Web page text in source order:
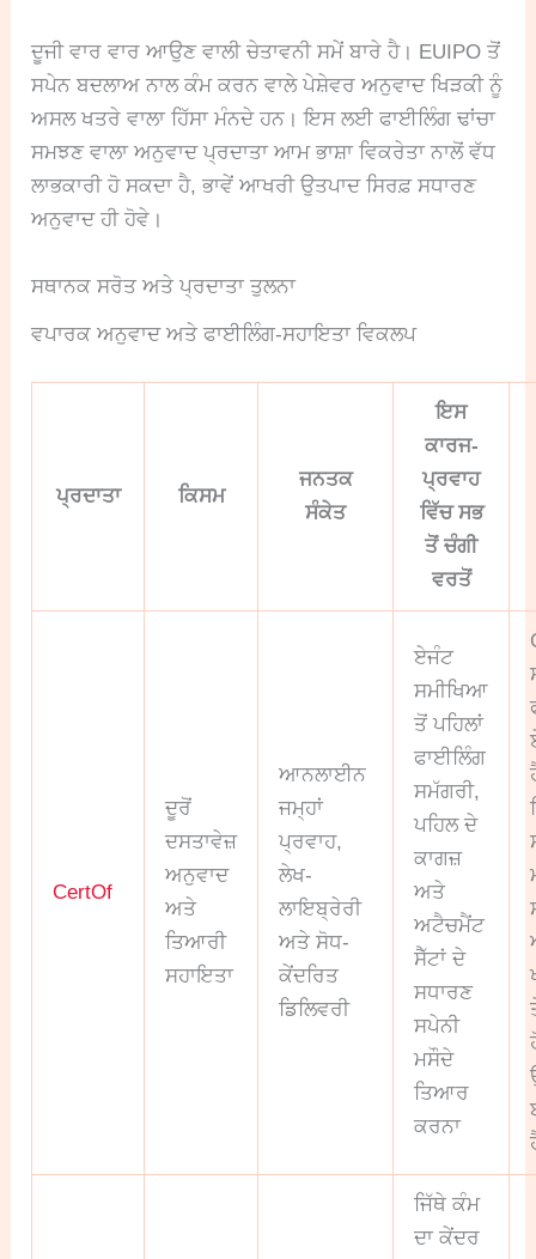
ਦੂਜੀ ਵਾਰ ਵਾਰ ਆਉਣ ਵਾਲੀ ਚੇਤਾਵਨੀ ਸਮੇਂ ਬਾਰੇ ਹੈ। EUIPO ਤੋਂ
ਸਪੇਨ ਬਦਲਾਅ ਨਾਲ ਕੰਮ ਕਰਨ ਵਾਲੇ ਪੇਸ਼ੇਵਰ ਅਨੁਵਾਦ ਖਿੜਕੀ ਨੂੰ
ਅਸਲ ਖਤਰੇ ਵਾਲਾ ਹਿੱਸਾ ਮੰਨਦੇ ਹਨ। ਇਸ ਲਈ ਫਾਈਲਿੰਗ ਢਾਂਚਾ
ਸਮਝਣ ਵਾਲਾ ਅਨੁਵਾਦ ਪ੍ਰਦਾਤਾ ਆਮ ਭਾਸ਼ਾ ਵਿਕਰੇਤਾ ਨਾਲੋਂ ਵੱਧ
ਲਾਭਕਾਰੀ ਹੋ ਸਕਦਾ ਹੈ, ਭਾਵੇਂ ਆਖਰੀ ਉਤਪਾਦ ਸਿਰਫ਼ ਸਧਾਰਣ
ਅਨੁਵਾਦ ਹੀ ਹੋਵੇ।
ਸਥਾਨਕ ਸਰੋਤ ਅਤੇ ਪ੍ਰਦਾਤਾ ਤੁਲਨਾ
ਵਪਾਰਕ ਅਨੁਵਾਦ ਅਤੇ ਫਾਈਲਿੰਗ-ਸਹਾਇਤਾ ਵਿਕਲਪ
ਪ੍ਰਦਾਤਾ ਕਿਸਮ
ਜਨਤਕ
ਸੰਕੇਤ
ਇਸ
ਕਾਰਜ-
ਪ੍ਰਵਾਹ
ਵਿੱਚ ਸਭ
ਤੋਂ ਚੰਗੀ
ਵਰਤੋਂ
CertOf
ਦੂਰੋਂ
ਦਸਤਾਵੇਜ਼
ਅਨੁਵਾਦ
ਅਤੇ
ਤਿਆਰੀ
ਸਹਾਇਤਾ
ਆਨਲਾਈਨ
ਜਮ੍ਹਾਂ
ਪ੍ਰਵਾਹ,
ਲੇਖ-
ਲਾਇਬ੍ਰੇਰੀ
ਅਤੇ ਸੋਧ-
ਕੇਂਦਰਿਤ
ਡਿਲਿਵਰੀ
ਏਜੰਟ
ਸਮੀਖਿਆ
ਤੋਂ ਪਹਿਲਾਂ
ਫਾਈਲਿੰਗ
ਸਮੱਗਰੀ,
ਪਹਿਲ ਦੇ
ਕਾਗਜ਼
ਅਤੇ
ਅਟੈਚਮੈਂਟ
ਸੈੱਟਾਂ ਦੇ
ਸਧਾਰਣ
ਸਪੇਨੀ
ਮਸੌਦੇ
ਤਿਆਰ
ਕਰਨਾ
ਜਿੱਥੇ ਕੰਮ
ਦਾ ਕੇਂਦਰ